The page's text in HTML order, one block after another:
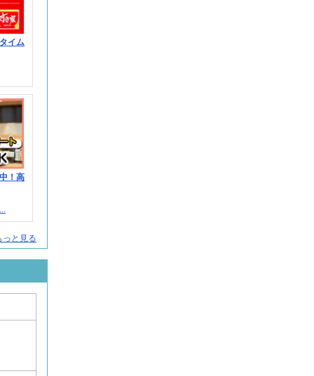
イム
！高
と見る